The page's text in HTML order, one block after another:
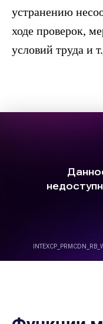
устранению
ходе проверок,
условий труда и